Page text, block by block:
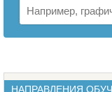
НАПРАВЛЕНИЯ